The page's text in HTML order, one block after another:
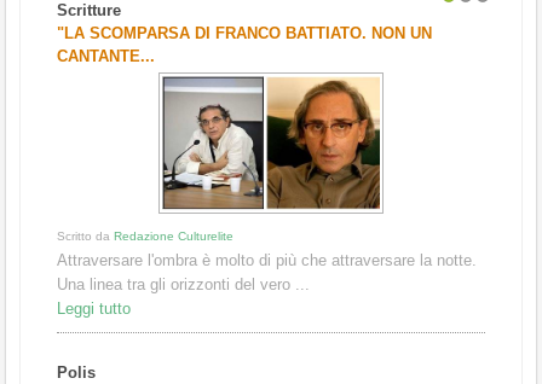
Scritture
"LA SCOMPARSA DI FRANCO BATTIATO. NON UN
CANTANTE...
Scritto da Redazione Culturelite
Attraversare l'ombra è molto di più che attraversare la notte.
Una linea tra gli orizzonti del vero ...
Leggi tutto
Polis